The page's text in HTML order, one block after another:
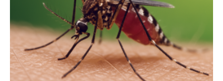
die noch heute in der Natur vorkommt: die
Süßwasseralge Coleochaetophyceae. Einige Arten
dieser Gruppe bilden aus Zellfäden dichte Geflechte
mit scheibenförmiger Gestalt. Was auffällig ist: Die
nächsten…